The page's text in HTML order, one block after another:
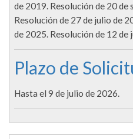
de 2019. Resolución de 20 de
Resolución de 27 de julio de
de 2025. Resolución de 12 de
Plazo de
Hasta el 9 de julio de 2026.